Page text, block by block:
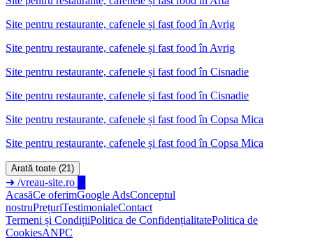
Site pentru restaurante, cafenele și fast food în Avrig
Site pentru restaurante, cafenele și fast food în Avrig
Site pentru restaurante, cafenele și fast food în Cisnadie
Site pentru restaurante, cafenele și fast food în Cisnadie
Site pentru restaurante, cafenele și fast food în Copsa Mica
Site pentru restaurante, cafenele și fast food în Copsa Mica
Arată toate (21)
➜ /vreau-site.ro
AcasăCe oferimGoogle AdsConceptul
nostruPrețuriTestimonialeContact
Termeni și CondițiiPolitica de ConfidențialitatePolitica de
CookiesANPC